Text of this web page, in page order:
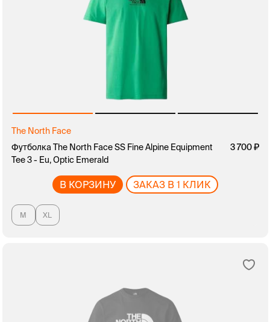
The North Face
Футболка The North Face SS Fine Alpine Equipment
Tee 3 - Eu, Optic Emerald
3 700
В КОРЗИНУ ЗАКАЗ В 1 КЛИК
M XL